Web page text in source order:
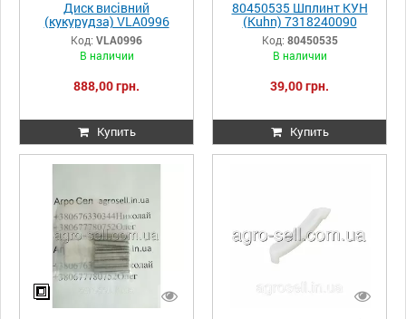
Диск висівний
(кукурудза) VLA0996
Kuhn
Код: VLA0996
В наличии
888,00 грн.
Купить
80450535 Шплинт КУН
(Kuhn) 7318240090
Код: 80450535
В наличии
39,00 грн.
Купить